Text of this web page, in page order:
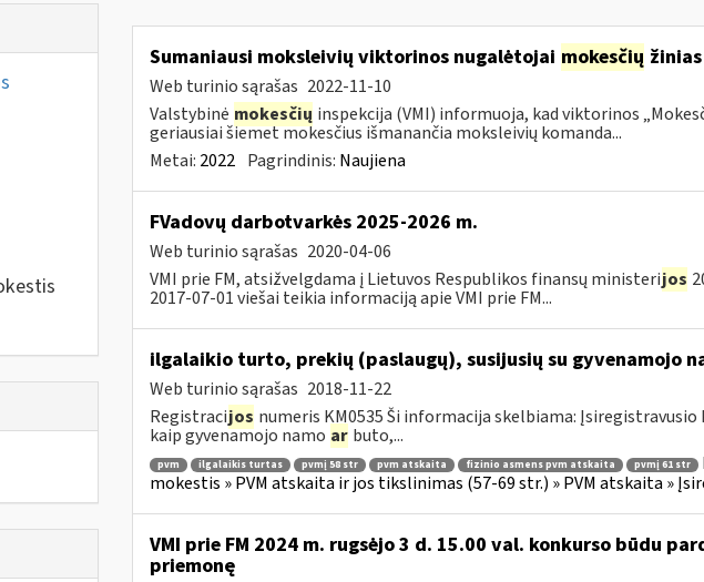
Sumaniausi moksleivių viktorinos nugalėtojai mokesčių
Web turinio sąrašas 2022-11-10
Valstybinė mokesčių inspekcija (VMI) informuoja, kad viktorinos
geriausiai šiemet mokesčius išmanančia moksleivių komanda...
Metai: 2022 Pagrindinis: Naujiena
FVadovų darbotvarkės 2025-2026 m.
Web turinio sąrašas 2020-04-06
VMI prie FM, atsižvelgdama į Lietuvos Respublikos finansų ministerijos
2017-07-01 viešai teikia informaciją apie VMI prie FM...
ilgalaikio turto, prekių (paslaugų), susijusių su gyvenamojo
Web turinio sąrašas 2018-11-22
Registracijos numeris KM0535 Ši informacija skelbiama:
kaip gyvenamojo namo ar buto,...
pvm ilgalaikis turtas pvmį 58 str pvm atskaita fizinio asmens pvm atskaita pvmį 61 str
mokestis » PVM atskaita ir jos tikslinimas (57-69 str.) » PVM atskaita »
VMI prie FM 2024 m. rugsėjo 3 d. 15.00 val. konkurso būdu
priemonę